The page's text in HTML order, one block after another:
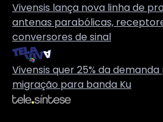
Vivensis lança nova linha de
antenas parabólicas,
conversores de sinal
Vivensis quer 25% da
migração para banda Ku